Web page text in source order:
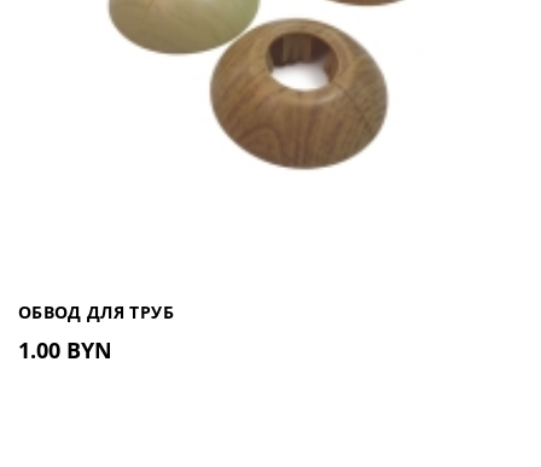
ОБВОД ДЛЯ ТРУБ
1.00 BYN